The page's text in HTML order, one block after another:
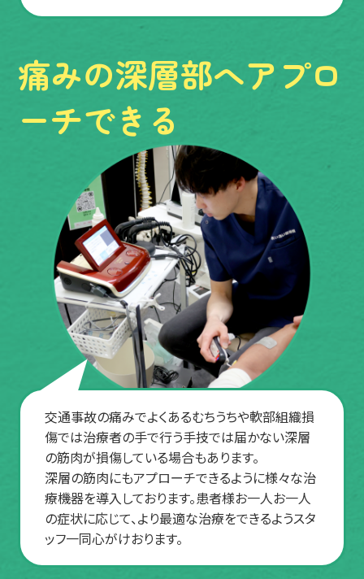
交通事故の痛みでよくあるむちうちや軟部組織損
傷では治療者の手で行う手技では届かない深層
の筋肉が損傷している場合もあります。
深層の筋肉にもアプローチできるように様々な治
療機器を導入しております。患者様お一人お一人
の症状に応じて、より最適な治療をできるようスタ
ッフ一同心がけおります。
痛みの深層部へアプロ
ーチできる